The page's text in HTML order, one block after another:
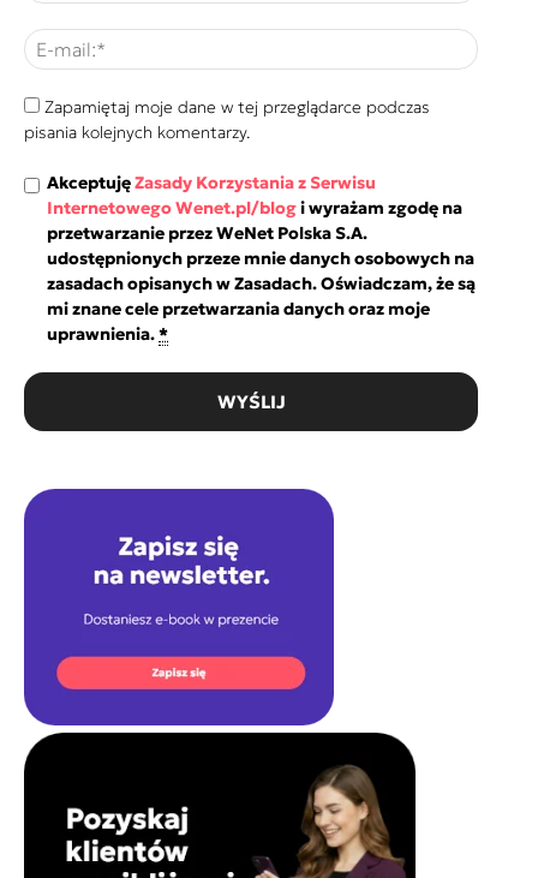
Zapamiętaj moje dane w tej przeglądarce podczas
pisania kolejnych komentarzy.
AkceptujęZasady Korzystania z Serwisu
Internetowego Wenet.pl/blogi wyrażam zgodę na
przetwarzanie przez WeNet Polska S.A.
udostępnionych przeze mnie danych osobowych na
zasadach opisanych w Zasadach. Oświadczam, że są
mi znane cele przetwarzania danych oraz moje
uprawnienia.*